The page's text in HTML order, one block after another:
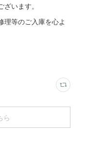
います。
理等のご入庫を心よ
ら